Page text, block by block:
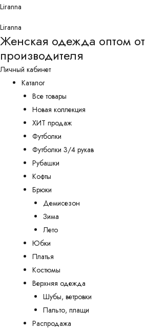
Перейти
содержимому
Liranna
Liranna
Женская одежда оптом от
производителя
Личный кабинет
Каталог
Все товары
Новая коллекция
ХИТ продаж
Футболки
Футболки 3/4 рукав
Рубашки
Кофты
Брюки
Демисезон
Зима
Лето
Юбки
Платья
Костюмы
Верхняя одежда
Шубы, ветровки
Пальто, плащи
Распродажа